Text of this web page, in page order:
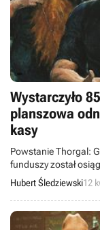
Wystarczyło
planszowa
kasy
Powstanie Thorgal:
funduszy został
wpłata jest dość
Hubert Śledziewski12